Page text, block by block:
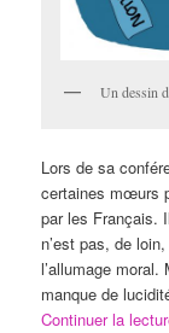
Un dessin
Lors de sa
certaines mœurs
par les Français.
n’est pas, de
l’allumage
manque de
Continuer la